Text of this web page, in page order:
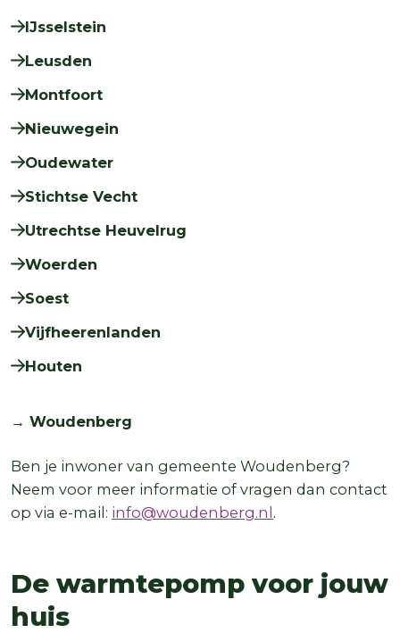
IJsselstein
Leusden
Montfoort
Nieuwegein
Oudewater
Stichtse Vecht
Utrechtse Heuvelrug
Woerden
Soest
Vijfheerenlanden
Houten
→ Woudenberg
Ben je inwoner van gemeente Woudenberg?
Neem voor meer informatie of vragen dan contact
op via e-mail: info@woudenberg.nl.
De warmtepomp voor jouw
huis